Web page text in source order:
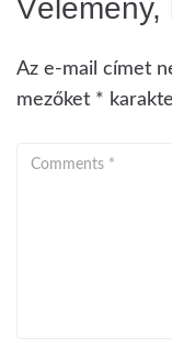
Vélemény,
Az e-mail címet
mezőket *